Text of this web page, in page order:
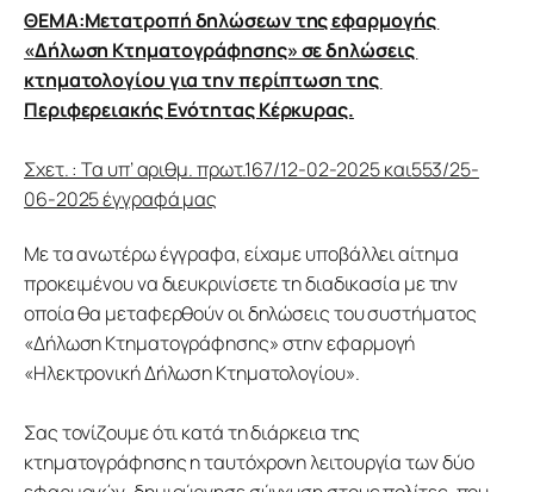
ΘΕΜΑ:Μετατροπή δηλώσεων της εφαρμογής
«Δήλωση Κτηματογράφησης» σε δηλώσεις
κτηματολογίου για την περίπτωση της
Περιφερειακής Ενότητας Κέρκυρας.
Σχετ. : Τα υπ’ αριθμ. πρωτ.167/12-02-2025 και553/25-
06-2025 έγγραφά μας
Με τα ανωτέρω έγγραφα, είχαμε υποβάλλει αίτημα
προκειμένου να διευκρινίσετε τη διαδικασία με την
οποία θα μεταφερθούν οι δηλώσεις του συστήματος
«Δήλωση Κτηματογράφησης» στην εφαρμογή
«Ηλεκτρονική Δήλωση Κτηματολογίου».
Σας τονίζουμε ότι κατά τη διάρκεια της
κτηματογράφησης η ταυτόχρονη λειτουργία των δύο